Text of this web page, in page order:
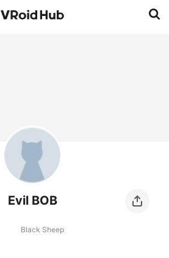
Evil BOB
Black Sheep